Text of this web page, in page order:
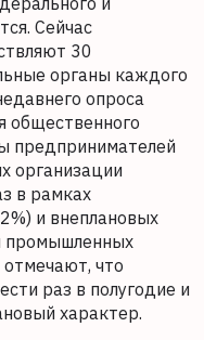
Сейчас
30
органы каждого
опроса
общественного
предпринимателей
организации
в рамках
и внеплановых
промышленных
отмечают, что
раз в полугодие и
характер.